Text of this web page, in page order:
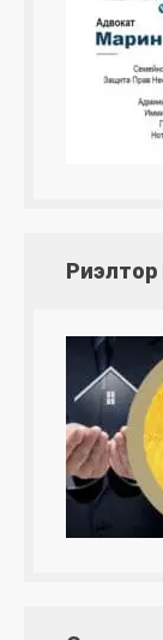
Риэлтор